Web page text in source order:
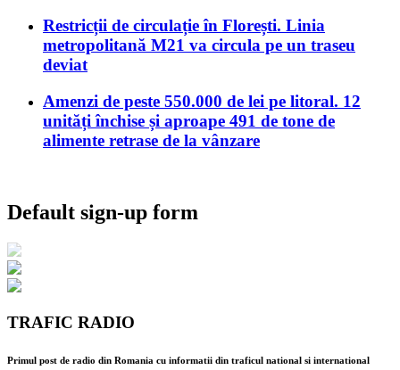
Restricții de circulație în Florești. Linia
metropolitană M21 va circula pe un traseu
deviat
Amenzi de peste 550.000 de lei pe litoral. 12
unități închise și aproape 491 de tone de
alimente retrase de la vânzare
Default sign-up form
TRAFIC RADIO
Primul post de radio din Romania cu informatii din traficul national si international